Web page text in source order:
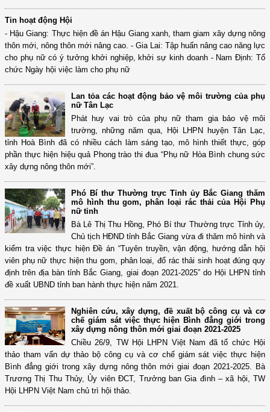
Tin hoạt động Hội
- Hậu Giang: Thực hiện đề án Hậu Giang xanh, tham giam xây dựng nông
thôn mới, nông thôn mới nâng cao. - Gia Lai: Tập huấn nâng cao năng lực
cho phụ nữ có ý tưởng khởi nghiệp, khởi sự kinh doanh - Nam Định: Tổ
chức Ngày hội việc làm cho phụ nữ
Lan tỏa các hoạt động bảo vệ môi trường của phụ
nữ Tân Lạc
Phát huy vai trò của phụ nữ tham gia bảo vệ môi
trường, những năm qua, Hội LHPN huyện Tân Lạc,
tỉnh Hoà Bình đã có nhiều cách làm sáng tạo, mô hình thiết thực, góp
phần thực hiện hiệu quả Phong trào thi đua “Phụ nữ Hòa Bình chung sức
xây dựng nông thôn mới”.
Phó Bí thư Thường trực Tỉnh ủy Bắc Giang thăm
mô hình thu gom, phân loại rác thải của Hội Phụ
nữ tỉnh
Bà Lê Thị Thu Hồng, Phó Bí thư Thường trực Tỉnh ủy,
Chủ tịch HĐND tỉnh Bắc Giang vừa đi thăm mô hình và
kiểm tra việc thực hiện Đề án “Tuyên truyền, vận động, hướng dẫn hội
viên phụ nữ thực hiện thu gom, phân loại, đổ rác thải sinh hoạt đúng quy
định trên địa bàn tỉnh Bắc Giang, giai đoạn 2021-2025” do Hội LHPN tỉnh
đề xuất UBND tỉnh ban hành thực hiện năm 2021.
Nghiên cứu, xây dựng, đề xuất bộ công cụ và cơ
chế giám sát việc thực hiện Bình đẳng giới trong
xây dựng nông thôn mới giai đoạn 2021-2025
Chiều 26/9, TW Hội LHPN Việt Nam đã tổ chức Hội
thảo tham vấn dự thảo bộ công cụ và cơ chế giám sát việc thực hiện
Bình đẳng giới trong xây dựng nông thôn mới giai đoạn 2021-2025. Bà
Trương Thị Thu Thủy, Ủy viên ĐCT, Trưởng ban Gia đình – xã hội, TW
Hội LHPN Việt Nam chủ trì hội thảo.